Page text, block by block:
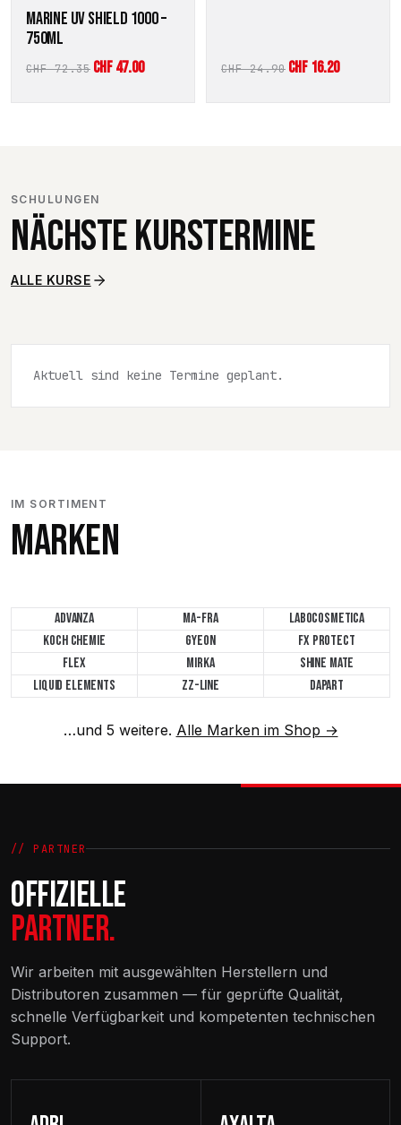
MARINE UV SHIELD 1000 –
750ML
CHF72.35 Ursprünglicher
CHF47.00Aktueller
CHF24.90 Ursprünglicher
CHF 16.20Aktueller
SCHULUNGEN
NÄCHSTE KURSTERMINE
ALLE KURSE
Aktuell sind keine Termine geplant.
IM SORTIMENT
MARKEN
ADVANZA MA-FRA
LABOCOSMETICA
KOCH CHEMIE
GYEON
FX PROTECT
FLEX
MIRKA
SHINE MATE
LIQUID ELEMENTS
ZZ-LINE DAPART
…und 5 weitere. Alle Marken im Shop →
// PARTNER
OFFIZIELLE
PARTNER.
Wir arbeiten mit ausgewählten Herstellern und
Distributoren zusammen — für geprüfte Qualität,
schnelle Verfügbarkeit und kompetenten technischen
Support.